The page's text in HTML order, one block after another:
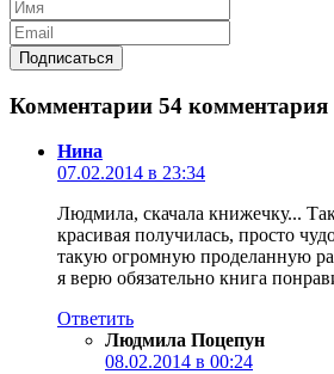
Комментарии 54 комментария
Нина
07.02.2014 в 23:34
Людмила, скачала книжечку...
красивая получилась, просто
такую огромную проделанную
я верю обязательно книга
Ответить
Людмила Поцепун
08.02.2014 в 00:24